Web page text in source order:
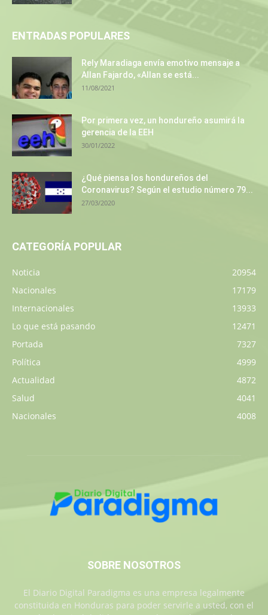
ENTRADAS POPULARES
Rely Maradiaga envía emotivo mensaje a
Allan Fajardo, «Allan se está...
11/08/2021
Por primera vez, un hondureño asumirá la
gerencia de la EEH
30/01/2022
¿Qué piensa los hondureños del
Coronavirus? Según el estudio número 79...
27/03/2020
CATEGORÍA POPULAR
Noticia
20954
Nacionales
17179
Internacionales
13933
Lo que está pasando
12471
Portada
7327
Política
4999
Actualidad
4872
Salud
4041
Nacionales
4008
SOBRE NOSOTROS
El Diario Digital Paradigma es una empresa legalmente
constituida en Honduras para poder servirle a usted, con el